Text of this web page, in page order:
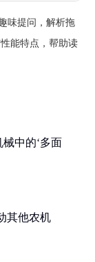
味提问，解析拖
能特点，帮助读
中的‘多面
其他农机